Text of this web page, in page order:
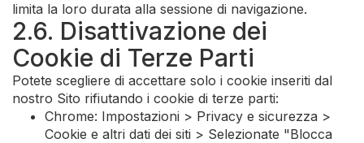
limita la loro durata alla sessione di navigazione.
2.6. Disattivazione dei
Cookie di Terze Parti
Potete scegliere di accettare solo i cookie inseriti dal
nostro Sito rifiutando i cookie di terze parti:
Chrome: Impostazioni > Privacy e sicurezza >
Cookie e altri dati dei siti > Selezionate "Blocca